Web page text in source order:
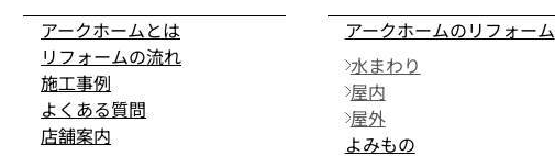
アークホームとは
リフォームの流れ
施工事例
よくある質問
店舗案内
アークホームのリフォーム
水まわり
屋内
屋外
よみもの